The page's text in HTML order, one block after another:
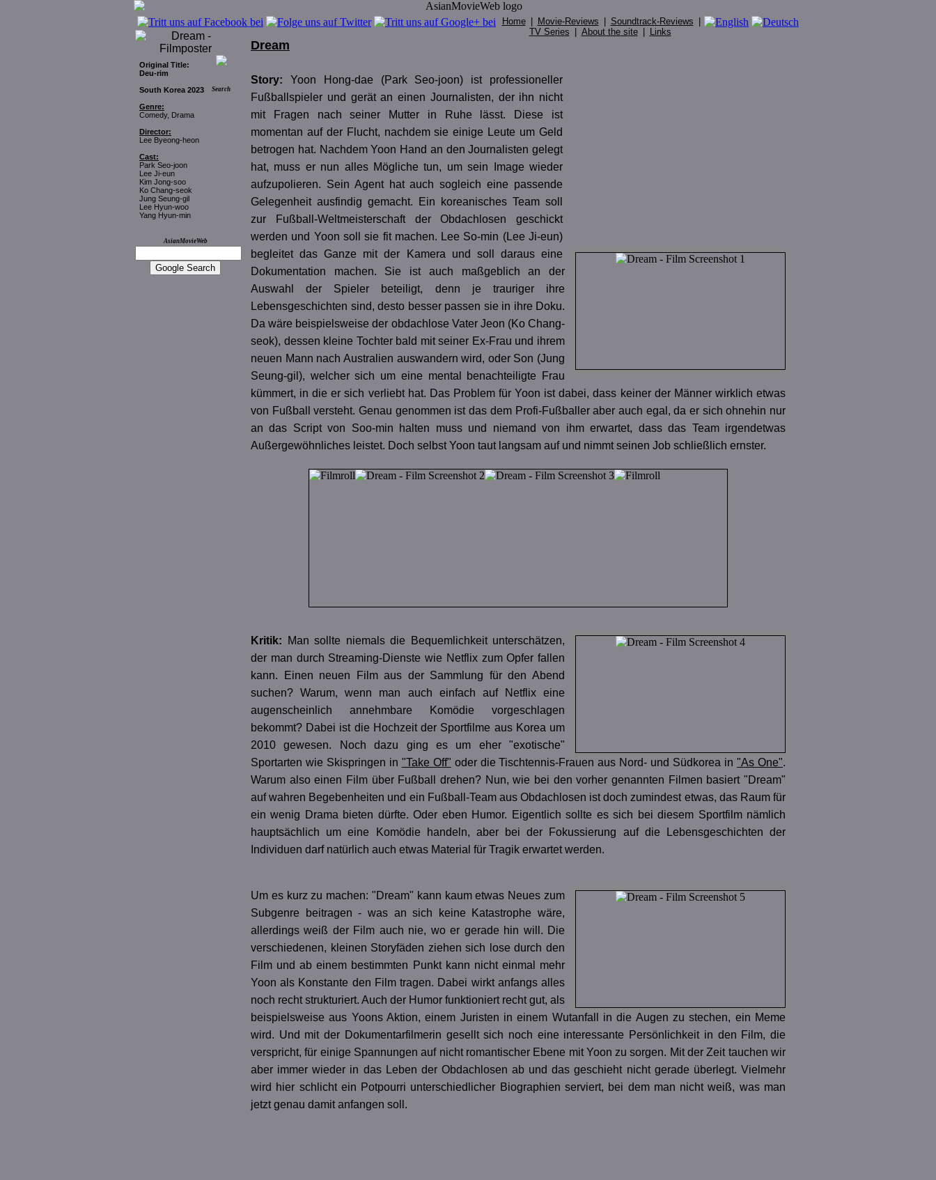
Home Movie-Reviews Soundtrack-Reviews
TV Series
About the site Links
Original Title:
Deu-rim
South Korea 2023
Genre:
Comedy, Drama
Director:
Lee Byeong-heon
Cast:
Park Seo-joon
Lee Ji-eun
Kim Jong-soo
Ko Chang-seok
Jung Seung-gil
Lee Hyun-woo
Yang Hyun-min
Search
AsianMovieWeb
Dream
Story: Yoon Hong-dae (Park Seo-joon) ist professioneller
Fußballspieler und gerät an einen Journalisten, der ihn nicht
mit Fragen nach seiner Mutter in Ruhe lässt. Diese ist
momentan auf der Flucht, nachdem sie einige Leute um Geld
betrogen hat. Nachdem Yoon Hand an den Journalisten gelegt
hat, muss er nun alles Mögliche tun, um sein Image wieder
aufzupolieren. Sein Agent hat auch sogleich eine passende
Gelegenheit ausfindig gemacht. Ein koreanisches Team soll
zur Fußball-Weltmeisterschaft der Obdachlosen geschickt
werden und Yoon soll sie fit machen. Lee So-min (Lee Ji-eun)
begleitet das Ganze mit der Kamera und soll daraus eine
Dokumentation machen. Sie ist auch maßgeblich an der
Auswahl der Spieler beteiligt, denn je trauriger ihre
Lebensgeschichten sind, desto besser passen sie in ihre Doku.
Da wäre beispielsweise der obdachlose Vater Jeon (Ko Chang-
seok), dessen kleine Tochter bald mit seiner Ex-Frau und ihrem
neuen Mann nach Australien auswandern wird, oder Son (Jung
Seung-gil), welcher sich um eine mental benachteiligte Frau
kümmert, in die er sich verliebt hat. Das Problem für Yoon ist dabei, dass keiner der Männer wirklich etwas
von Fußball versteht. Genau genommen ist das dem Profi-Fußballer aber auch egal, da er sich ohnehin nur
an das Script von Soo-min halten muss und niemand von ihm erwartet, dass das Team irgendetwas
Außergewöhnliches leistet. Doch selbst Yoon taut langsam auf und nimmt seinen Job schließlich ernster.
Kritik:
Man sollte niemals die Bequemlichkeit unterschätzen,
der man durch Streaming-Dienste wie Netflix zum Opfer fallen
kann. Einen neuen Film aus der Sammlung für den Abend
suchen? Warum, wenn man auch einfach auf Netflix eine
augenscheinlich annehmbare Komödie vorgeschlagen
bekommt? Dabei ist die Hochzeit der Sportfilme aus Korea um
2010 gewesen. Noch dazu ging es um eher "exotische"
Sportarten wie Skispringen in "Take Off" oder die Tischtennis-Frauen aus Nord- und Südkorea in"As One".
Warum also einen Film über Fußball drehen? Nun, wie bei den vorher genannten Filmen basiert "Dream"
auf wahren Begebenheiten und ein Fußball-Team aus Obdachlosen ist doch zumindest etwas, das Raum für
ein wenig Drama bieten dürfte. Oder eben Humor. Eigentlich sollte es sich bei diesem Sportfilm nämlich
hauptsächlich um eine Komödie handeln, aber bei der Fokussierung auf die Lebensgeschichten der
Individuen darf natürlich auch etwas Material für Tragik erwartet werden.
Um es kurz zu machen: "Dream" kann kaum etwas Neues zum
Subgenre beitragen - was an sich keine Katastrophe wäre,
allerdings weiß der Film auch nie, wo er gerade hin will. Die
verschiedenen, kleinen Storyfäden ziehen sich lose durch den
Film und ab einem bestimmten Punkt kann nicht einmal mehr
Yoon als Konstante den Film tragen. Dabei wirkt anfangs alles
noch recht strukturiert. Auch der Humor funktioniert recht gut, als
beispielsweise aus Yoons Aktion, einem Juristen in einem Wutanfall in die Augen zu stechen, ein Meme
wird. Und mit der Dokumentarfilmerin gesellt sich noch eine interessante Persönlichkeit in den Film, die
verspricht, für einige Spannungen auf nicht romantischer Ebene mit Yoon zu sorgen. Mit der Zeit tauchen wir
aber immer wieder in das Leben der Obdachlosen ab und das geschieht nicht gerade überlegt. Vielmehr
wird hier schlicht ein Potpourri unterschiedlicher Biographien serviert, bei dem man nicht weiß, was man
jetzt genau damit anfangen soll.